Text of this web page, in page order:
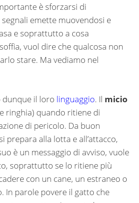
è sforzarsi di
emette muovendosi e
e soprattutto a cosa
vuol dire che qualcosa non
stare. Ma vediamo nel
dunque il loro linguaggio. Il micio
ringhia) quando ritiene di
di pericolo. Da buon
prepara alla lotta e all’attacco,
è un messaggio di avviso, vuole
soprattutto se lo ritiene più
con un cane, un estraneo o
In parole povere il gatto che